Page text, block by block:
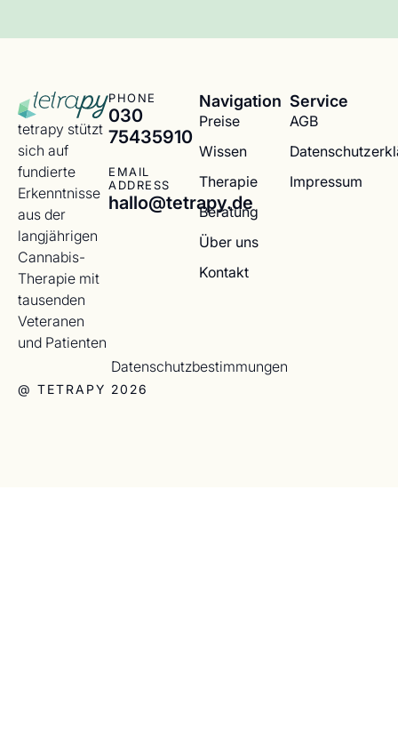
tetrapy stützt
sich auf
fundierte
Erkenntnisse
aus der
langjährigen
Cannabis-
Therapie mit
tausenden
Veteranen
und Patienten
PHONE
030
75435910
EMAIL
ADDRESS
hallo@tetrapy.de
Navigation
Preise
Wissen
Therapie
Beratung
Über uns
Kontakt
Service
AGB
Impressum
@ TETRAPY 2026
Datenschutzbestimmungen